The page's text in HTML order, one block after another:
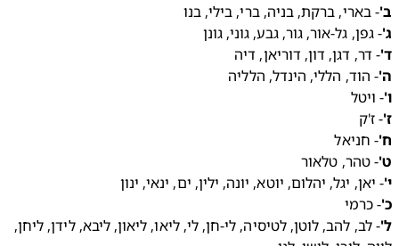
ברקת, בניה, ברי, בילי, בנו
גל-אור, גור, גבע, גוני, גונן
דגן, דון, דוריאן, דיה
הוד, הללי, הינדל, הלליה
חניאל
טהר, טלאור
יגל, יהלום, יוטא, יונה, ילין, ים, ינאי, ינון
- לב, להב, לוטן, לטיסיה, לי-חן, לי, ליאו, ליאון, ליבא, לידן, ליחן,